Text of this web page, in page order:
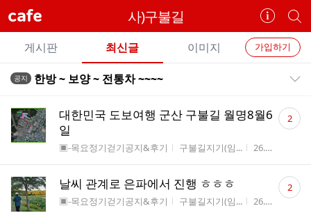
cafe 사)구불길
카
페
정
보
개
별
카
페
검
카
페
메
가입하기
게시판 최신글 이미지
전
글
공지 한방 ~ 보양 ~ 전통차 ~~~~
대한민국 도보여행 군산 구불길 월명8월6
일
게시판명
▣-목요정기걷기공지&후기 작성자
구불길지기(임... 작성시간
26.07.31
댓
글 2
날씨 관계로 은파에서 진행 ㅎㅎㅎ
게시판명
▣-목요정기걷기공지&후기 작성자
구불길지기(임... 작성시간
26.07.31
댓
글 2